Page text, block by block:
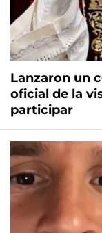
Lanzaron un
oficial de la
participar